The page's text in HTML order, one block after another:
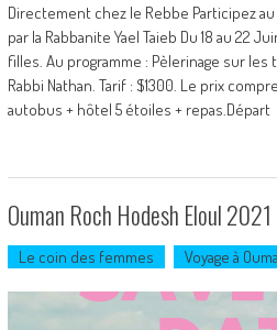
Directement chez le Rebbe Participez
par la Rabbanite Yael Taieb Du 18 au 22
filles. Au programme : Pèlerinage sur les
Rabbi Nathan. Tarif : $1300. Le prix
autobus + hôtel 5 étoiles + repas.Départ
Ouman Roch Hodesh Eloul 2021
Le coin des femmes Voyage à